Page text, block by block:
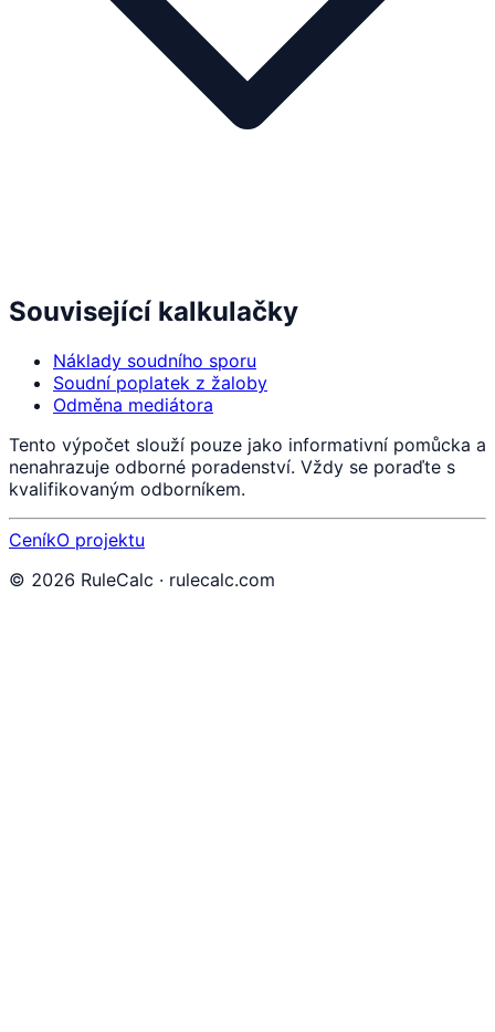
Související kalkulačky
Náklady soudního sporu
Soudní poplatek z žaloby
Odměna mediátora
Tento výpočet slouží pouze jako informativní pomůcka a
nenahrazuje odborné poradenství. Vždy se poraďte s
kvalifikovaným odborníkem.
CeníkO projektu
© 2026 RuleCalc · rulecalc.com